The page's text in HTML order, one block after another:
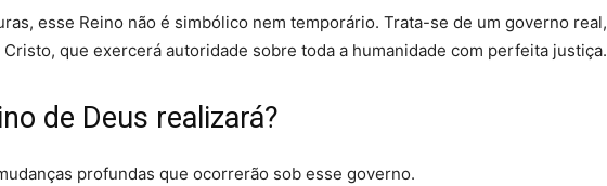
esse Reino não é simbólico nem temporário. Trata-se de um governo real,
que exercerá autoridade sobre toda a humanidade com perfeita justiça.
de Deus realizará?
profundas que ocorrerão sob esse governo.